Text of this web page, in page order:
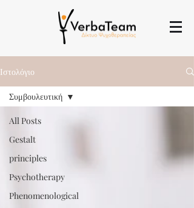
Ιστολόγιο
All Posts
Gestalt
principles
Psychotherapy
Phenomenological
Συμβουλευτική